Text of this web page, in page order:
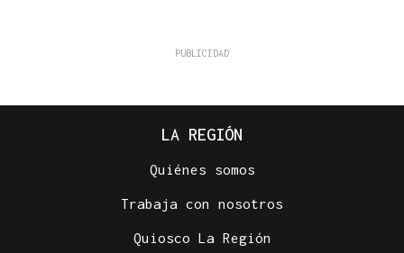
LA REGIÓN
Quiénes somos
Trabaja con nosotros
Quiosco La Región